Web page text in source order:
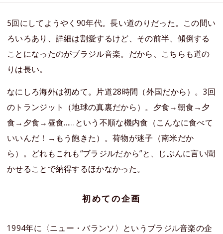
5回にしてようやく90年代。長い道のりだった。この間い
ろいろあり、詳細は割愛するけど、その前半、傾倒する
ことになったのがブラジル音楽。だから、こちらも道の
りは長い。
なにしろ海外は初めて。片道28時間（外国だから）。3回
のトランジット（地球の真裏だから）。夕食→朝食→夕
食→夕食→昼食……という不順な機内食（こんなに食べて
いいんだ！→もう飽きた）。荷物が迷子（南米だか
ら）。どれもこれも“ブラジルだから”と、じぶんに言い聞
かせることで納得するほかなかった。
初めての企画
1994年に〈ニュー・バランソ〉というブラジル音楽の企